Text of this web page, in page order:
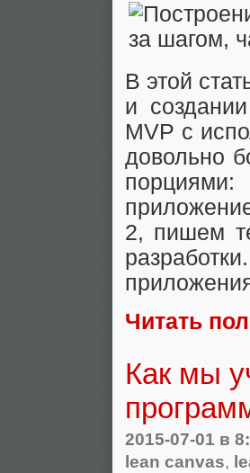
В этой
и
MVP с
довольно
2, пишем
Читать
Как мы
2015-07-01 в
lean canvas,